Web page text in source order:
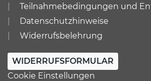
Teilnahmebedingungen und
Datenschutzhinweise
Widerrufsbelehrung
WIDERRUFSFORMULAR
Cookie Einstellungen